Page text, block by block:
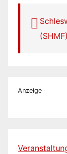
(SHMF)
Anzeige